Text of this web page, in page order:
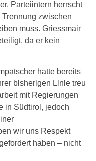
Parteiintern herrscht
zwischen
muss. Griessmair
da er kein
hatte bereits
bisherigen Linie treu
mit Regierungen
in Südtirol, jedoch
wir uns Respekt
haben – nicht